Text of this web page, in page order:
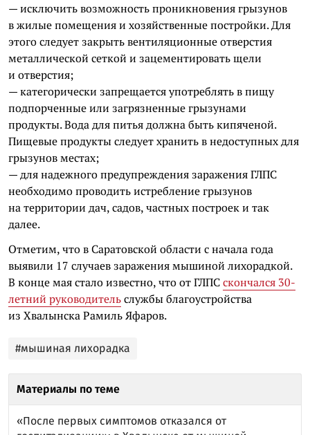
— исключить возможность проникновения грызунов
в жилые помещения и хозяйственные постройки. Для
этого следует закрыть вентиляционные отверстия
металлической сеткой и зацементировать щели
и отверстия;
— категорически запрещается употреблять в пищу
подпорченные или загрязненные грызунами
продукты. Вода для питья должна быть кипяченой.
Пищевые продукты следует хранить в недоступных для
грызунов местах;
— для надежного предупреждения заражения ГЛПС
необходимо проводить истребление грызунов
на территории дач, садов, частных построек и так
далее.
Отметим, что в Саратовской области с начала года
выявили 17 случаев заражения мышиной лихорадкой.
В конце мая стало известно, что от ГЛПСскончался 30-
летний руководительслужбы благоустройства
из Хвалынска Рамиль Яфаров.
#мышиная лихорадка
Материалы по теме
«После первых симптомов отказался от